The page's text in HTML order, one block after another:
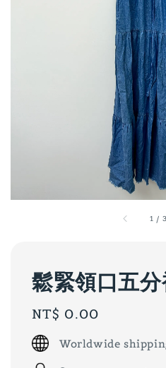
1 / 3
鬆緊領口五
Regular
price
NT$ 0.00
Worldwide